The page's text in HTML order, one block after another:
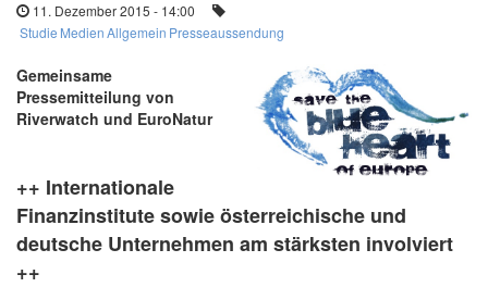
11. Dezember 2015 - 14:00
Studie MedienAllgemein Presseaussendung
Gemeinsame
Pressemitteilung von
Riverwatch und EuroNatur
++ Internationale
Finanzinstitute sowie österreichische und
deutsche Unternehmen am stärksten involviert
++